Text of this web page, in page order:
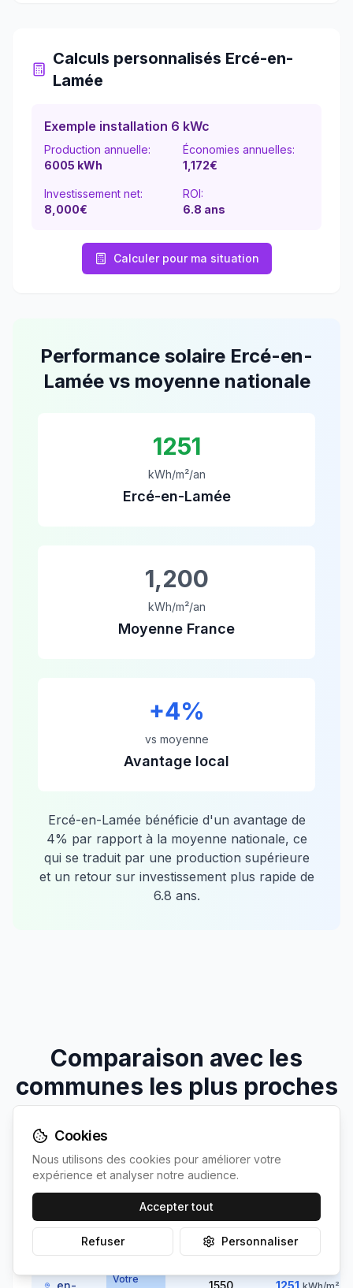
Calculs personnalisés Ercé-en-
Lamée
Exemple installation 6 kWc
Production annuelle:
6005 kWh
Économies annuelles:
1,172€
Investissement net:
8,000€
ROI:
6.8 ans
Calculer pour ma situation
Performance solaire Ercé-en-
Laméevs moyenne nationale
1251
kWh/m²/an
Ercé-en-Lamée
1,200
kWh/m²/an
Moyenne France
+4%
vs moyenne
Avantage local
Ercé-en-Lamée bénéficie d'un avantage de
4% par rapport à la moyenne nationale, ce
qui se traduit par une production supérieure
et un retour sur investissement plus rapide de
6.8 ans.
Comparaison avec les
communes les plus proches
Découvrez comment
positionne par rapport à ses voisines
Commune Population Irradiation
en-
Votre
1550 1251
Cookies
Nous utilisons des cookies pour améliorer votre
expérience et analyser notre audience.
Accepter tout
Refuser Personnaliser